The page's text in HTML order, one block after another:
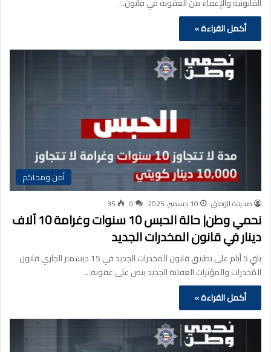
أكمل القراءة »
أمن ومحاكم
صحيفة الوفاق 10 ديسمبر، 2025 0
35
نحمي وطن| حالة الحبس 10 سنوات وغرامة 10 آلاف
دينار في قانون المخدرات الجديد
باقٍ 5 أيام على تطبيق قانون المخدرات الجديد في 15 ديسمبر الجاري قانون
المُخدرات والمؤثرات العقلية الجديد ينص على عقوبة…
أكمل القراءة »